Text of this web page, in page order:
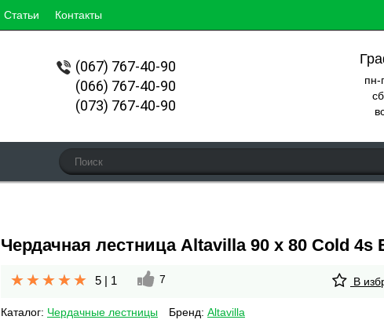
Статьи Контакты
(067) 767-40-90
(066) 767-40-90
(073) 767-40-90
пн-
Чердачная лестница Altavilla 90 х 80 Cold 4s
5 | 1 7 В
Каталог: Чердачные лестницы Бренд: Altavilla